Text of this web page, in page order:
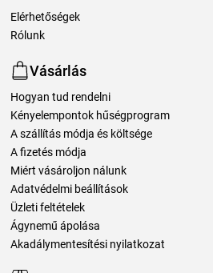
Elérhetőségek
Rólunk
Vásárlás
Hogyan tud rendelni
Kényelempontok hűségprogram
A szállítás módja és költsége
A fizetés módja
Miért vásároljon nálunk
Adatvédelmi beállítások
Üzleti feltételek
Ágynemű ápolása
Akadálymentesítési nyilatkozat